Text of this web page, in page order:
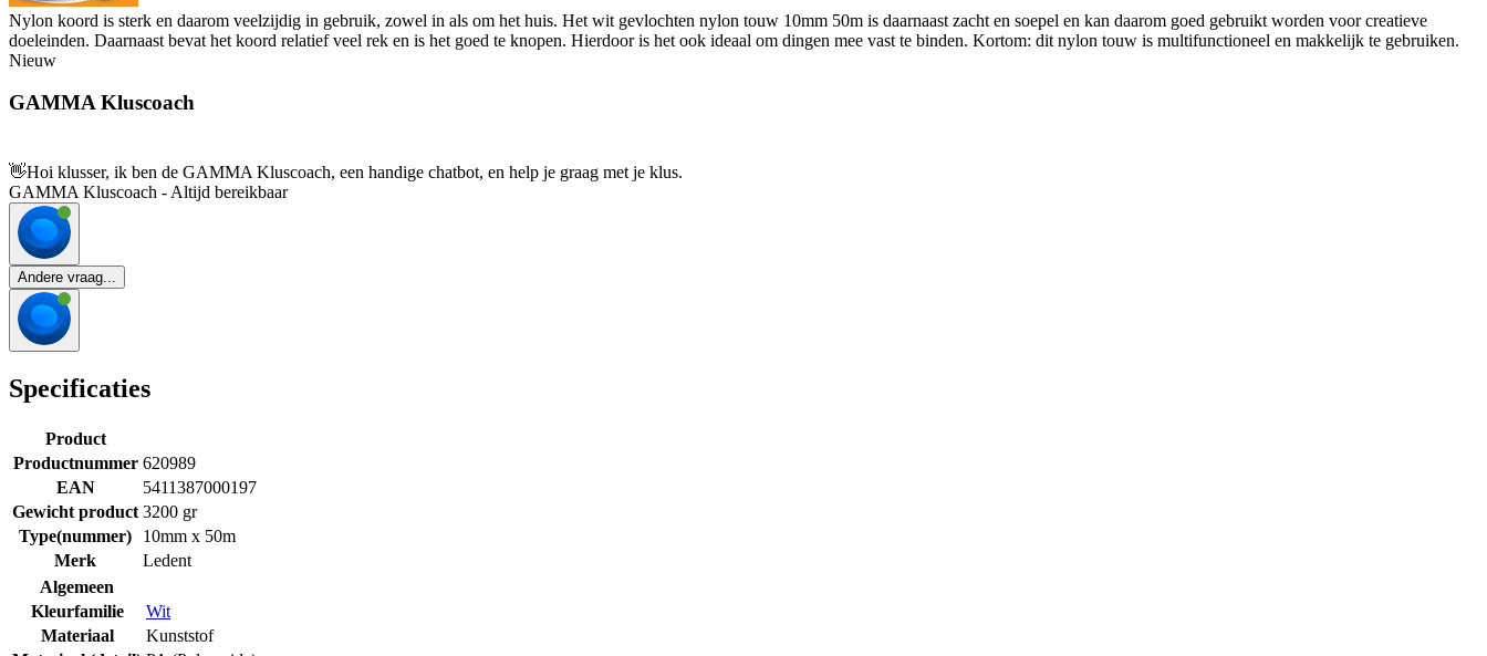
Nylon koord is sterk en daarom veelzijdig in gebruik, zowel in als om het huis. Het wit gevlochten nylon touw 10mm 50m is daarnaast zacht en soepel en kan daarom goed gebruikt worden voor creatieve
doeleinden. Daarnaast bevat het koord relatief veel rek en is het goed te knopen. Hierdoor is het ook ideaal om dingen mee vast te binden. Kortom: dit nylon touw is multifunctioneel en makkelijk te gebruiken.
Nieuw
GAMMA Kluscoach
👋Hoi klusser, ik ben de GAMMA Kluscoach, een handige chatbot, en help je graag met je klus.
GAMMA Kluscoach - Altijd bereikbaar
Andere vraag...
Specificaties
Product
Productnummer 620989
EAN
5411387000197
Gewicht product 3200 gr
Type(nummer)
10mm x 50m
Merk
Ledent
Algemeen
Kleurfamilie
Wit
Materiaal
Kunststof